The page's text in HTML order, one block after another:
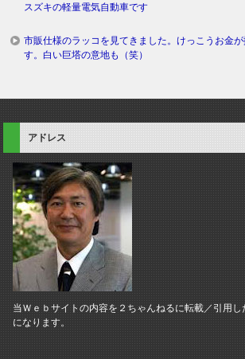
スズキの軽量電気自動車です
市販仕様のラッコを見てきました。けっこうお金
す。白い巨塔の意地も（笑）
アドレス
当Ｗｅｂサイトの内容を２ちゃんねるに転載／引用し
になります。